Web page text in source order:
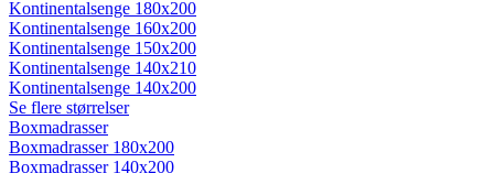
Kontinentalsenge 180x200
Kontinentalsenge 160x200
Kontinentalsenge 150x200
Kontinentalsenge 140x210
Kontinentalsenge 140x200
Se flere størrelser
Boxmadrasser
Boxmadrasser 180x200
Boxmadrasser 140x200